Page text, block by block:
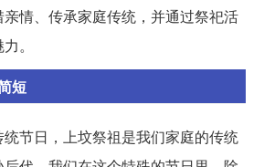
情、传承家庭传统，并通过祭祀活
。
短
节日，上坟祭祖是我们家庭的传统